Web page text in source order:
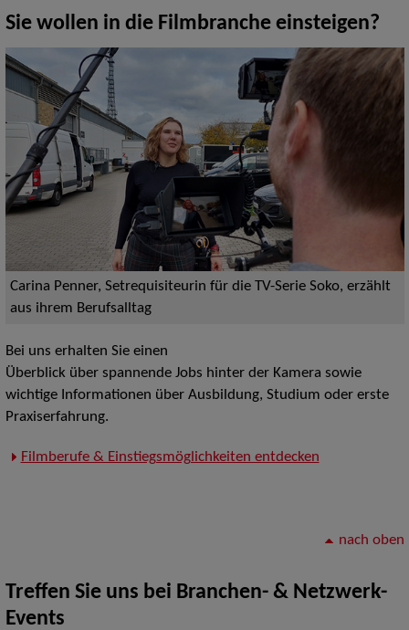
Sie wollen in die Filmbranche einsteigen?
Carina Penner, Setrequisiteurin für die TV-Serie Soko, erzählt
aus ihrem Berufsalltag
Bei uns erhalten Sie einen
Überblick über spannende Jobs hinter der Kamera sowie
wichtige Informationen über Ausbildung, Studium oder erste
Praxiserfahrung.
Filmberufe & Einstiegsmöglichkeiten entdecken
nach oben
Treffen Sie uns bei Branchen- & Netzwerk-
Events